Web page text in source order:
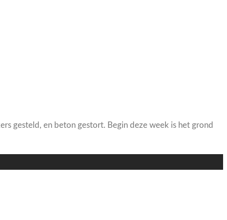
gesteld, en beton gestort. Begin deze week is het grond